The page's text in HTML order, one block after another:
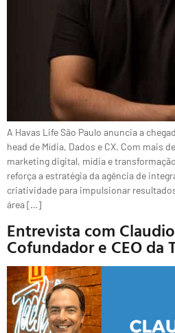
A Havas Life São Paulo anuncia a
head de Mídia, Dados e CX. Com mais
marketing digital, mídia e
reforça a estratégia da agência de
criatividade para impulsionar
área […]
Entrevista com
Cofundador e CEO da